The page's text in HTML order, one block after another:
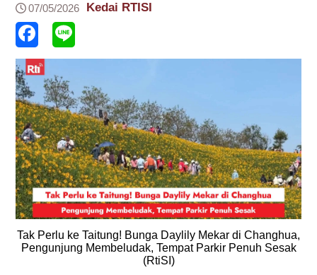
07/05/2026 Kedai RTISI
Tak Perlu ke Taitung! Bunga Daylily Mekar di Changhua,
Pengunjung Membeludak, Tempat Parkir Penuh Sesak
(RtiSI)